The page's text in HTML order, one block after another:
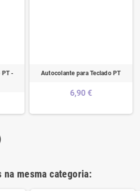
PT -
Autocolante para Teclado PT
6,90 €
mesma categoria: